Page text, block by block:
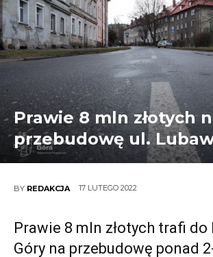
Prawie 8 mln złotych
przebudowę ul.
BY REDAKCJA 17 LUTEGO 2022
Prawie 8 mln złotych trafi do
Góry na przebudowę ponad